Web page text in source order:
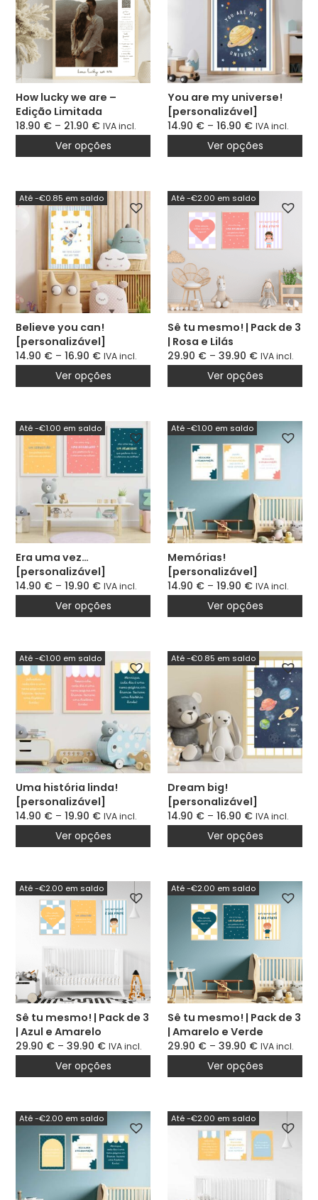
How lucky we are –
Edição Limitada
[personalizável]
18.90 € – 21.90 € IVA incl.
Ver opções
You are my universe!
[personalizável]
14.90 € – 16.90 € IVA incl.
Ver opções
Believe you can!
[personalizável]
14.90 € – 16.90 € IVA incl.
Até -€0.85 em saldo
Ver opções
Sê tu mesmo! | Pack de 3
| Rosa e Lilás
29.90 € – 39.90 € IVA incl.
Até -€2.00 em saldo
Ver opções
Era uma vez…
[personalizável]
14.90 € – 19.90 € IVA incl.
Até -€1.00 em saldo
Ver opções
Memórias!
[personalizável]
14.90 € – 19.90 € IVA incl.
Até -€1.00 em saldo
Ver opções
Uma história linda!
[personalizável]
14.90 € – 19.90 € IVA incl.
Até -€1.00 em saldo
Ver opções
Dream big!
[personalizável]
14.90 € – 16.90 € IVA incl.
Até -€0.85 em saldo
Ver opções
Sê tu mesmo! | Pack de 3
| Azul e Amarelo
29.90 € – 39.90 € IVA incl.
Até -€2.00 em saldo
Ver opções
Sê tu mesmo! | Pack de 3
| Amarelo e Verde
29.90 € – 39.90 € IVA incl.
Até -€2.00 em saldo
Ver opções
Até -€2.00 em saldo Até -€2.00 em saldo